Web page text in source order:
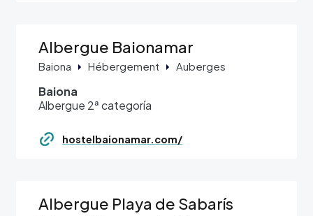
Albergue Baionamar
Baiona Hébergement Auberges
Baiona
Albergue 2ª categoría
hostelbaionamar.com/
Albergue Playa de Sabarís